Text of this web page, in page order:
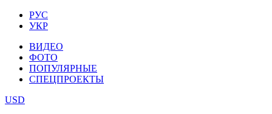
РУС
УКР
ВИДЕО
ФОТО
ПОПУЛЯРНЫЕ
СПЕЦПРОЕКТЫ
USD